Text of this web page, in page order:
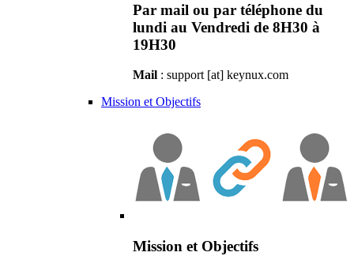
Par mail ou par téléphone du
lundi au Vendredi de 8H30 à
19H30
Mail : support [at] keynux.com
Mission et Objectifs
Mission et Objectifs